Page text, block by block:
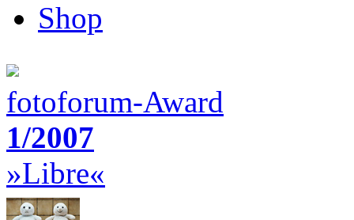
Shop
fotoforum-Award
1/2007
»Libre«